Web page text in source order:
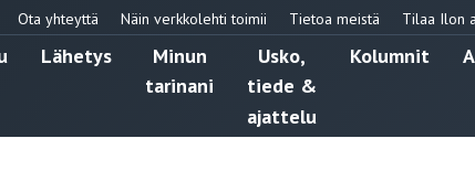
Ota yhteyttä Näin verkkolehti toimii Tietoa meistä Tilaa Ilon
Lähetys
Minun
tarinani
Usko,
tiede &
ajattelu
Kolumnit